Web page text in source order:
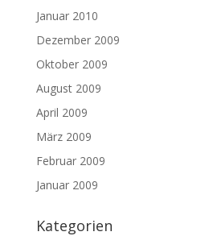
Januar 2010
Dezember 2009
Oktober 2009
August 2009
April 2009
März 2009
Februar 2009
Januar 2009
Kategorien